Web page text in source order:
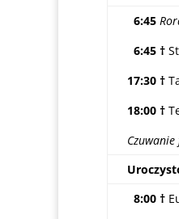
6:45
6:45 †
17:30 †
18:00 †
8:00 †